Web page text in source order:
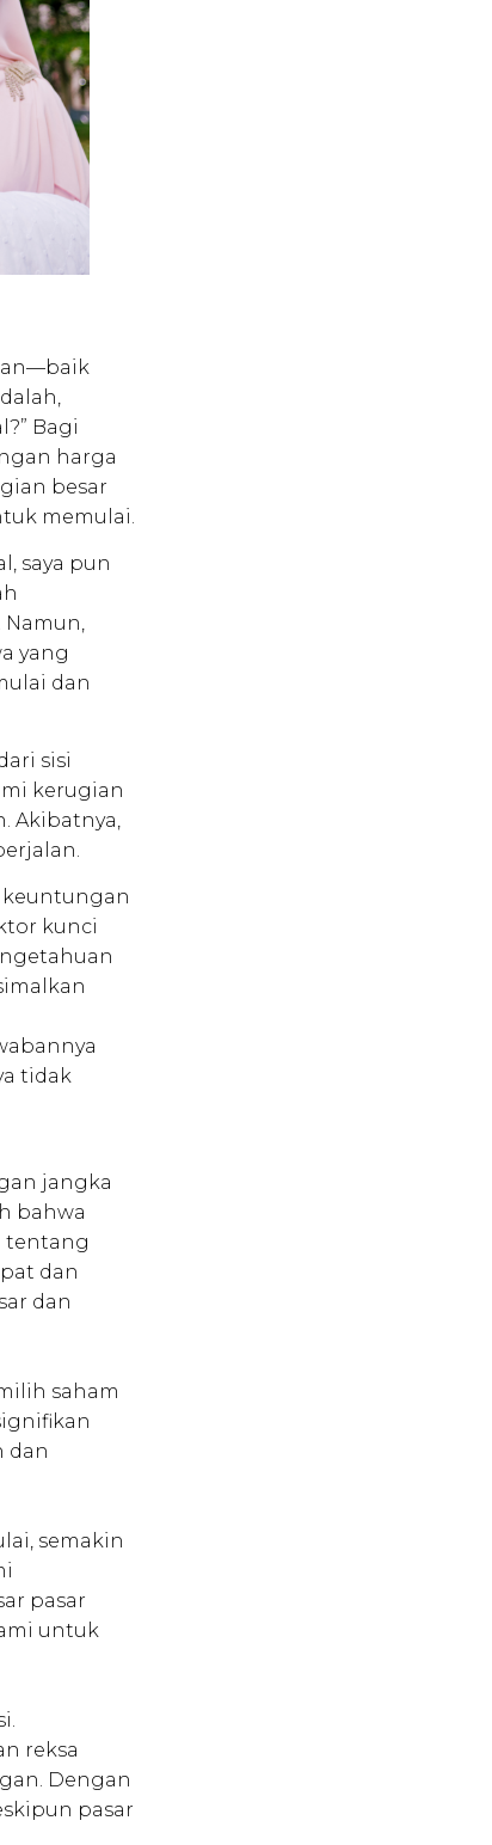
Bagi
harga
besar
memulai.
saya pun
Namun,
yang
dan
sisi
kerugian
Akibatnya,
keuntungan
kunci
tidak
jangka
bahwa
tentang
dan
dan
saham
dan
semakin
pasar
untuk
reksa
Dengan
pasar